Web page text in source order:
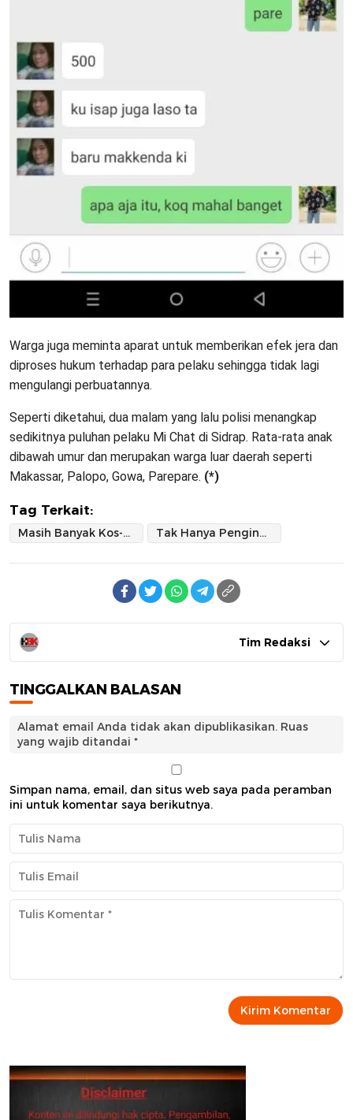
Warga juga meminta aparat untuk memberikan efek jera dan
diproses hukum terhadap para pelaku sehingga tidak lagi
mengulangi perbuatannya.
Seperti diketahui, dua malam yang lalu polisi menangkap
sedikitnya puluhan pelaku Mi Chat di Sidrap. Rata-rata anak
dibawah umur dan merupakan warga luar daerah seperti
Makassar, Palopo, Gowa, Parepare. (*)
Tag Terkait:
Masih Banyak Kos-Kosan Dijadikan Saran Mi Chat Open BO Tak Hanya Penginapan dan Hotel
Tim Redaksi
TINGGALKAN BALASAN
Alamat email Anda tidak akan dipublikasikan. Ruas
yang wajib ditandai *
Simpan nama, email, dan situs web saya pada peramban
ini untuk komentar saya berikutnya.